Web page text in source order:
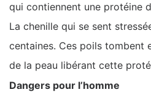
qui contiennent une protéine
La chenille qui se sent
centaines. Ces poils tombent
de la peau libérant cette
Dangers pour l’homme